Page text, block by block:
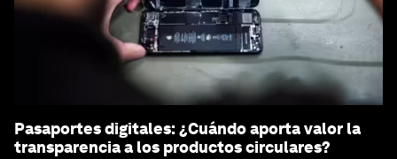
Pasaportes digitales: ¿Cuándo aporta valor la
transparencia a los productos circulares?